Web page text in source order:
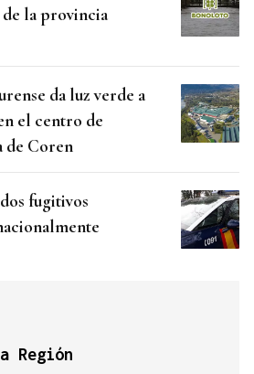
de la provincia
da luz verde a
el centro de
de Coren
fugitivos
Región